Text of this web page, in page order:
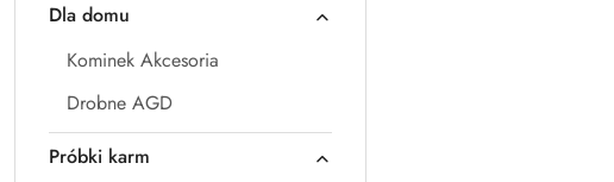
Dla domu
Kominek Akcesoria
Drobne AGD
Próbki karm